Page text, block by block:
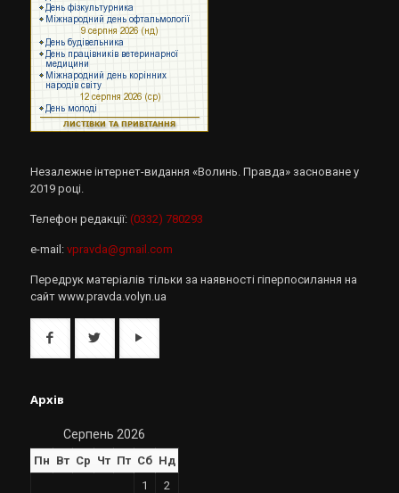
Незалежне інтернет-видання «Волинь. Правда» засноване у
2019 році.
Телефон редакції: (0332) 780293
e-mail: vpravda@gmail.com
Передрук матеріалів тільки за наявності гіперпосилання на
сайт www.pravda.volyn.ua
Архів
Серпень 2026
Пн Вт Ср Чт Пт Сб Нд
1
2